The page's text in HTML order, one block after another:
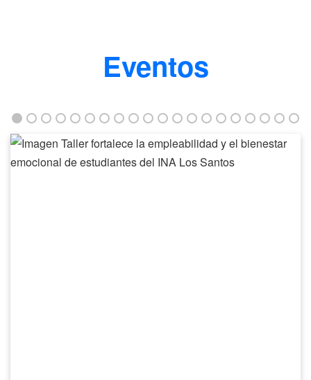
Eventos
Taller
fortalece